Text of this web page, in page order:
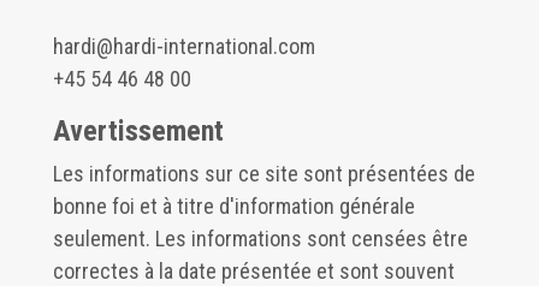
hardi@hardi-international.com
+45 54 46 48 00
Avertissement
Les informations sur ce site sont présentées de
bonne foi et à titre d'information générale
seulement. Les informations sont censées être
correctes à la date présentée et sont souvent